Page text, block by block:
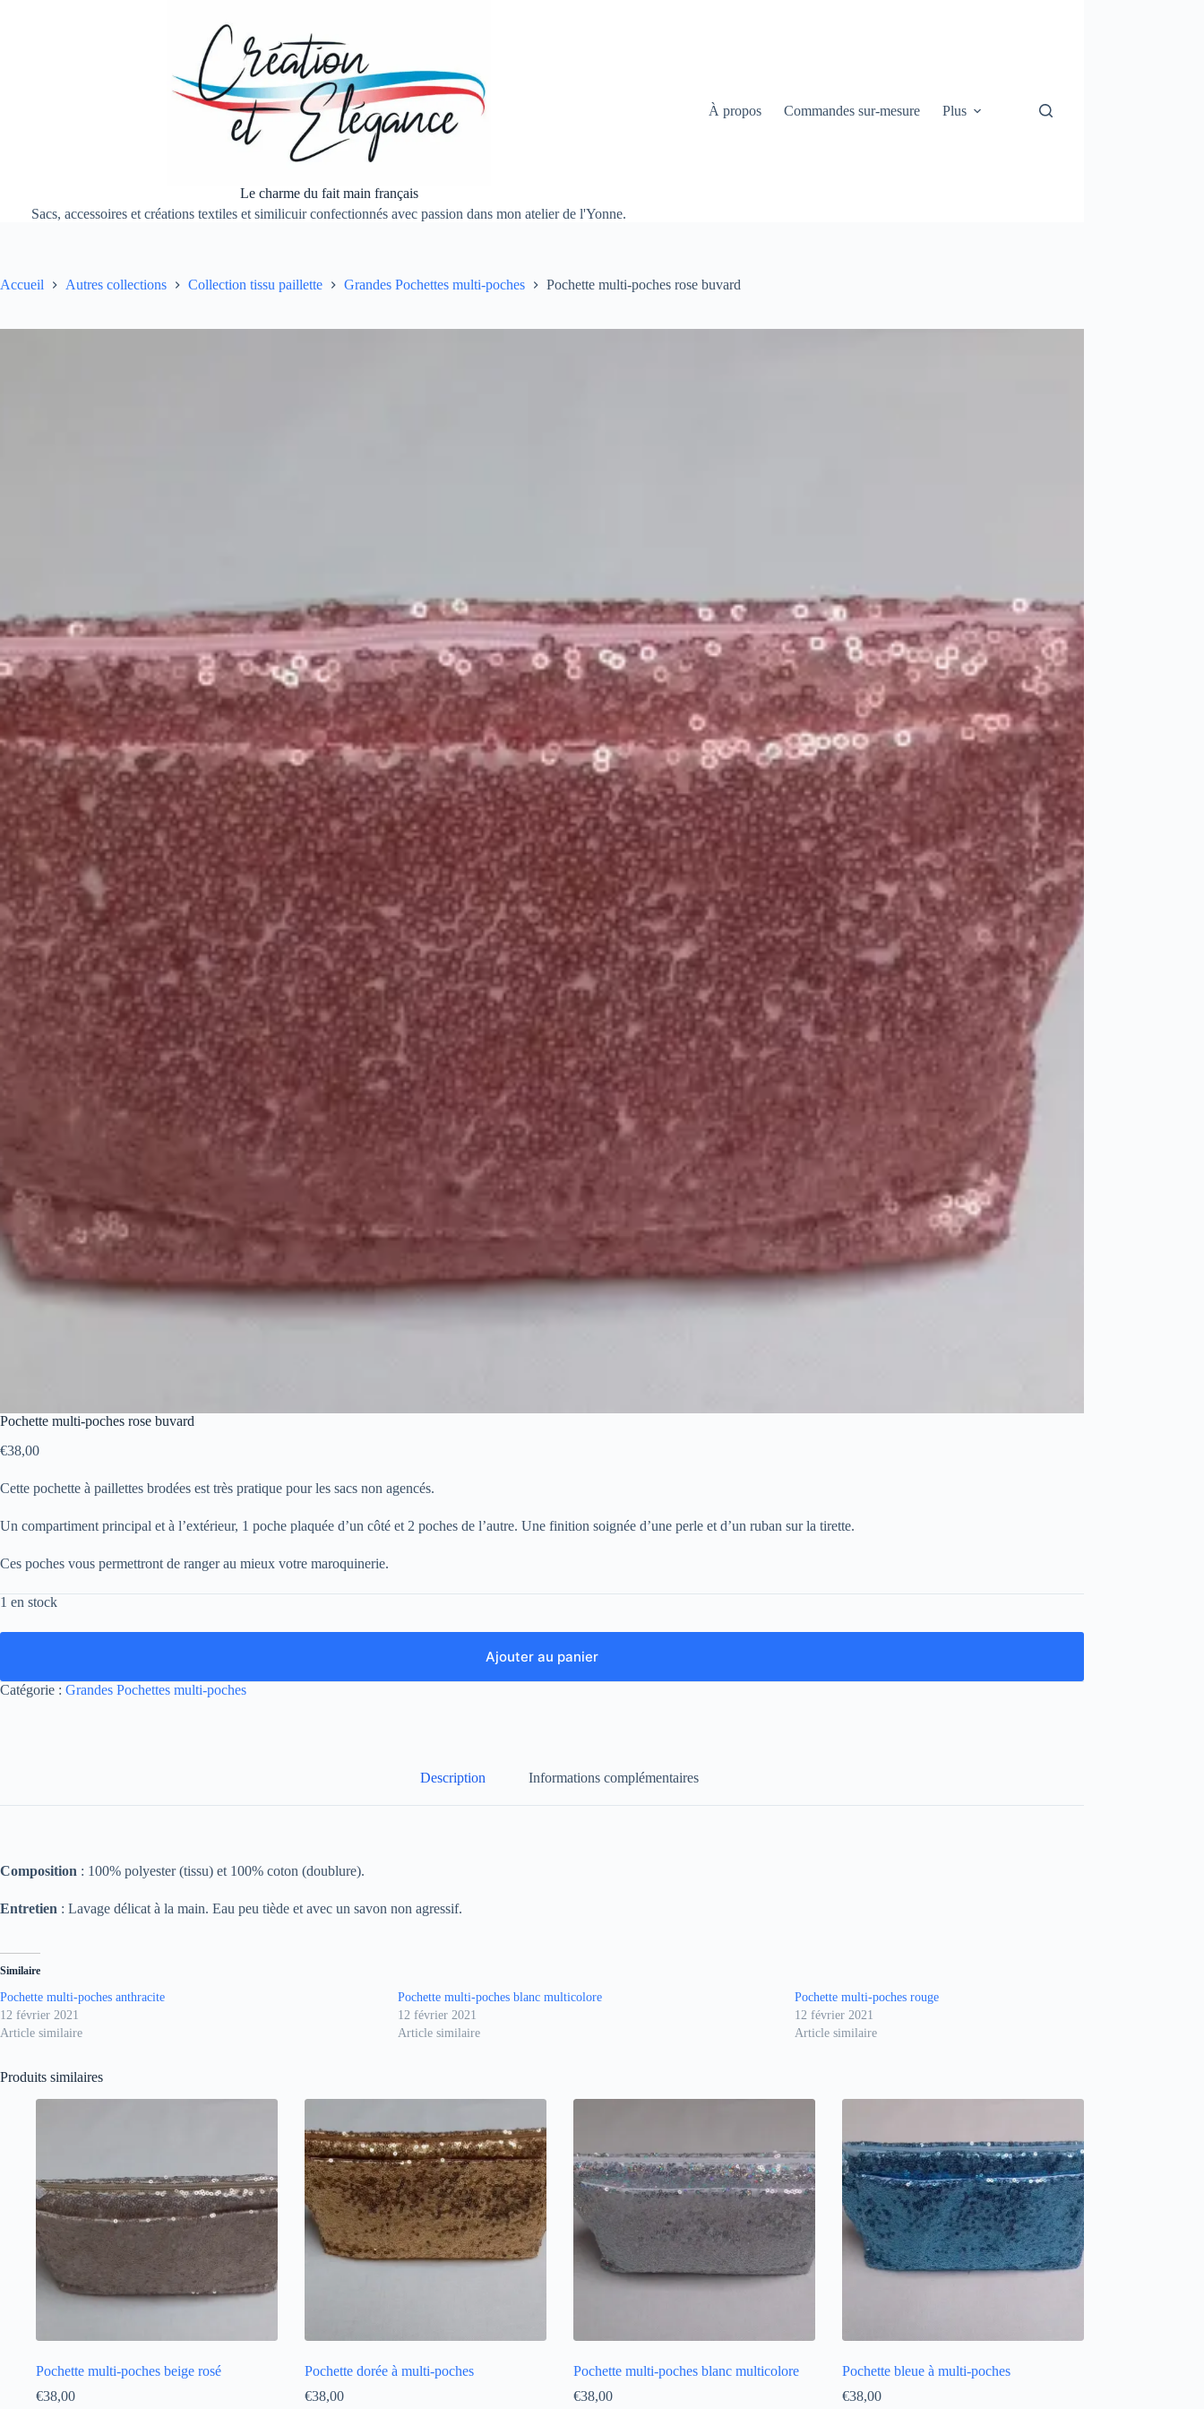
Le charme du fait main français
Sacs, accessoires et créations textiles et similicuir confectionnés avec passion dans mon atelier de l'Yonne.
À propos Commandes sur-mesure Plus
Accueil Autres collections Collection tissu paillette Grandes Pochettes multi-poches Pochette multi-poches rose buvard
Pochette multi-poches rose buvard
€38,00
Cette pochette à paillettes brodées est très pratique pour les sacs non agencés.
Un compartiment principal et à l’extérieur, 1 poche plaquée d’un côté et 2 poches de l’autre. Une finition soignée d’une perle et d’un ruban sur la tirette.
Ces poches vous permettront de ranger au mieux votre maroquinerie.
1 en stock
Ajouter au panier
Catégorie : Grandes Pochettes multi-poches
Description Informations complémentaires
Composition : 100% polyester (tissu) et 100% coton (doublure).
Entretien : Lavage délicat à la main. Eau peu tiède et avec un savon non agressif.
Similaire
Pochette multi-poches anthracite
12 février 2021
Article similaire
Pochette multi-poches blanc multicolore
12 février 2021
Article similaire
Pochette multi-poches rouge
12 février 2021
Article similaire
Produits similaires
Pochette multi-poches beige rosé
€38,00
Pochette dorée à multi-poches
€38,00
Pochette multi-poches blanc multicolore
€38,00
Pochette bleue à multi-poches
€38,00